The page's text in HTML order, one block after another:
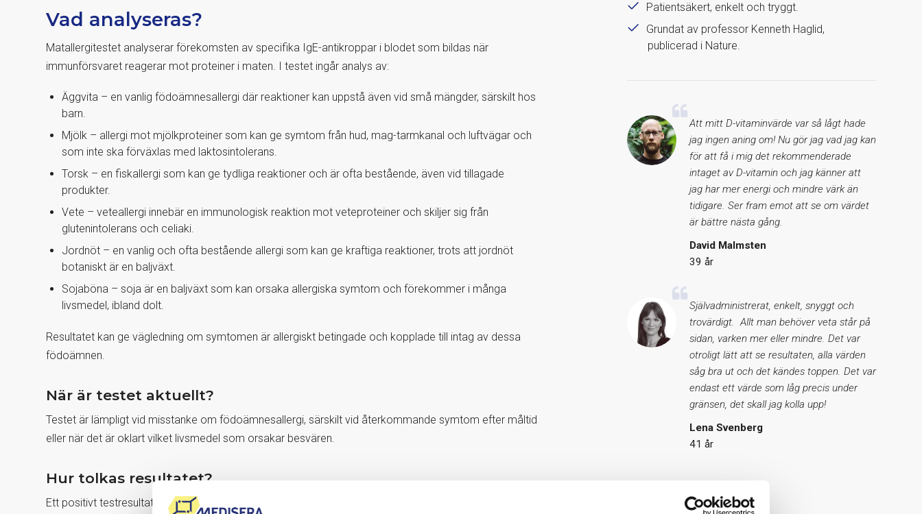
Vad analyseras?
Matallergitestet analyserar förekomsten av specifika IgE-antikroppar i blodet som bildas när
immunförsvaret reagerar mot proteiner i maten. I testet ingår analys av:
Äggvita – en vanlig födoämnesallergi där reaktioner kan uppstå även vid små mängder, särskilt hos
barn.
Mjölk – allergi mot mjölkproteiner som kan ge symtom från hud, mag-tarmkanal och luftvägar och
som inte ska förväxlas med laktosintolerans.
Torsk – en fiskallergi som kan ge tydliga reaktioner och är ofta bestående, även vid tillagade
produkter.
Vete – veteallergi innebär en immunologisk reaktion mot veteproteiner och skiljer sig från
glutenintolerans och celiaki.
Jordnöt – en vanlig och ofta bestående allergi som kan ge kraftiga reaktioner, trots att jordnöt
botaniskt är en baljväxt.
Sojaböna – soja är en baljväxt som kan orsaka allergiska symtom och förekommer i många
livsmedel, ibland dolt.
Resultatet kan ge vägledning om symtomen är allergiskt betingade och kopplade till intag av dessa
födoämnen.
När är testet aktuellt?
Testet är lämpligt vid misstanke om födoämnesallergi, särskilt vid återkommande symtom efter måltid
eller när det är oklart vilket livsmedel som orsakar besvären.
Hur tolkas resultatet?
Ett positivt testresultat visar förekomst av IgE-antikroppar mot ett eller flera födoämnen, vilket talar för
Patientsäkert, enkelt och tryggt.
Grundat av professor Kenneth Haglid,
publicerad i Nature.
Att mitt D-vitaminvärde var så lågt hade
jag ingen aning om! Nu gör jag vad jag kan
för att få i mig det rekommenderade
intaget av D-vitamin och jag känner att
jag har mer energi och mindre värk än
tidigare. Ser fram emot att se om värdet
är bättre nästa gång.
David Malmsten
39 år
Självadministrerat, enkelt, snyggt och
trovärdigt. Allt man behöver veta står på
sidan, varken mer eller mindre. Det var
otroligt lätt att se resultaten, alla värden
såg bra ut och det kändes toppen. Det var
endast ett värde som låg precis under
gränsen, det skall jag kolla upp!
Lena Svenberg
41 år